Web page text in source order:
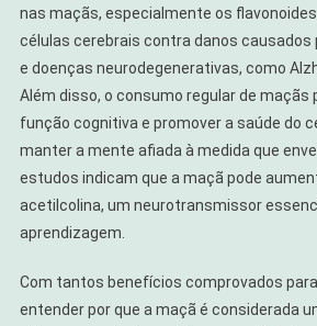
nas maçãs, especialmente os
células cerebrais contra danos causados
e doenças neurodegenerativas, como
Além disso, o consumo regular de maçãs
função cognitiva e promover a saúde do
manter a mente afiada à medida que
estudos indicam que a maçã pode
acetilcolina, um neurotransmissor
aprendizagem.
Com tantos benefícios comprovados para
entender por que a maçã é considerada